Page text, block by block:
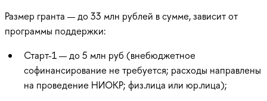
Размер гранта — до 33 млн рублей в сумме, зависит от
программы поддержки:
Старт-1 — до 5 млн руб (внебюджетное
софинансирование не требуется; расходы направлены
на проведение НИОКР; физ.лица или юр.лица);